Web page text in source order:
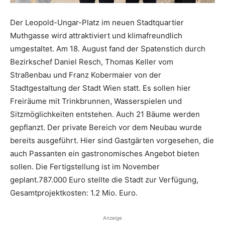
Der Leopold-Ungar-Platz im neuen Stadtquartier
Muthgasse wird attraktiviert und klima­freundlich
umgestaltet. Am 18. August fand der Spatenstich durch
Bezirkschef Daniel Resch, Thomas Keller vom
Straßenbau und Franz Kobermaier von der
Stadtgestaltung der Stadt Wien statt. Es sollen hier
Freiräume mit Trinkbrunnen, Wasserspielen und
Sitzmöglichkeiten entstehen. Auch 21 Bäume werden
gepflanzt. Der private Bereich vor dem Neubau wurde
bereits ausgeführt. Hier sind Gastgärten vorgesehen, die
auch Passanten ein gastro­nomisches Angebot bieten
sollen. Die Fertigstellung ist im November
geplant.787.000 Euro stellte die Stadt zur Verfügung,
Gesamt­projektkosten: 1.2 Mio. Euro.
Anzeige